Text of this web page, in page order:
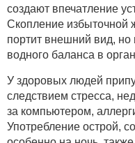
создают впечатление
Скопление избыточной
портит внешний вид, но
водного баланса в
У здоровых людей
следствием стресса,
за компьютером,
Употребление острой,